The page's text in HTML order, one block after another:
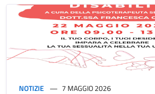
NOTIZIE 7 MAGGIO 2026